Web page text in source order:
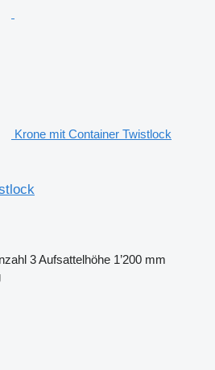
Krone mit Container Twistlock
3Aufsattelhöhe 1’200 mm